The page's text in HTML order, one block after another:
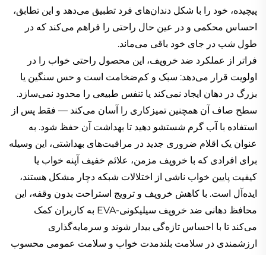
پیچیده، خود را با شکل دندان‌های فرد تطبیق می‌دهد و این تطابق،
احساس محکمی و در عین حال راحتی را فراهم می‌کند که در
طول شب در جای خود باقی می‌ماند.
فراتر از عملکرد ضد خروپف، این محصول راحتی خواب را در
اولویت قرار می‌دهد: سبک و کم‌ضخامت است و حس سنگین یا
بزرگ در دهان ایجاد نمی‌کند یا تنفس طبیعی را محدود نمی‌سازد.
سطح صاف آن همچنین تمیزکاری را آسان می‌کند — فقط پس از
استفاده با آب گرم شستشو دهید تا بهداشت آن حفظ شود. به
عنوان یک اقلام ضروری جدید در مراقبت‌های بهداشتی، این وسیله
برای افرادی که با خروپف مزمن، علائم خفیف آپنه خواب یا
کیفیت پایین خواب ناشی از اختلالات شبکه دچار مشکل هستند،
ایده‌آل است. با کاهش خروپف و ترویج استراحت بدون وقفه، این
محافظ دهانی ضد خروپف سیلیکونی-EVA به کاربران کمک
می‌کند تا با احساس تازه‌گی بیدار شوند و سرمایه‌گذاری
ارزشمندی در سلامت بلندمدت خواب و سلامت عمومی محسوب